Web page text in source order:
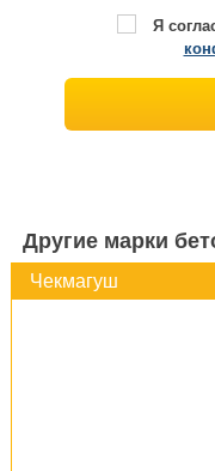
Я
Другие марки
Чекмагуш